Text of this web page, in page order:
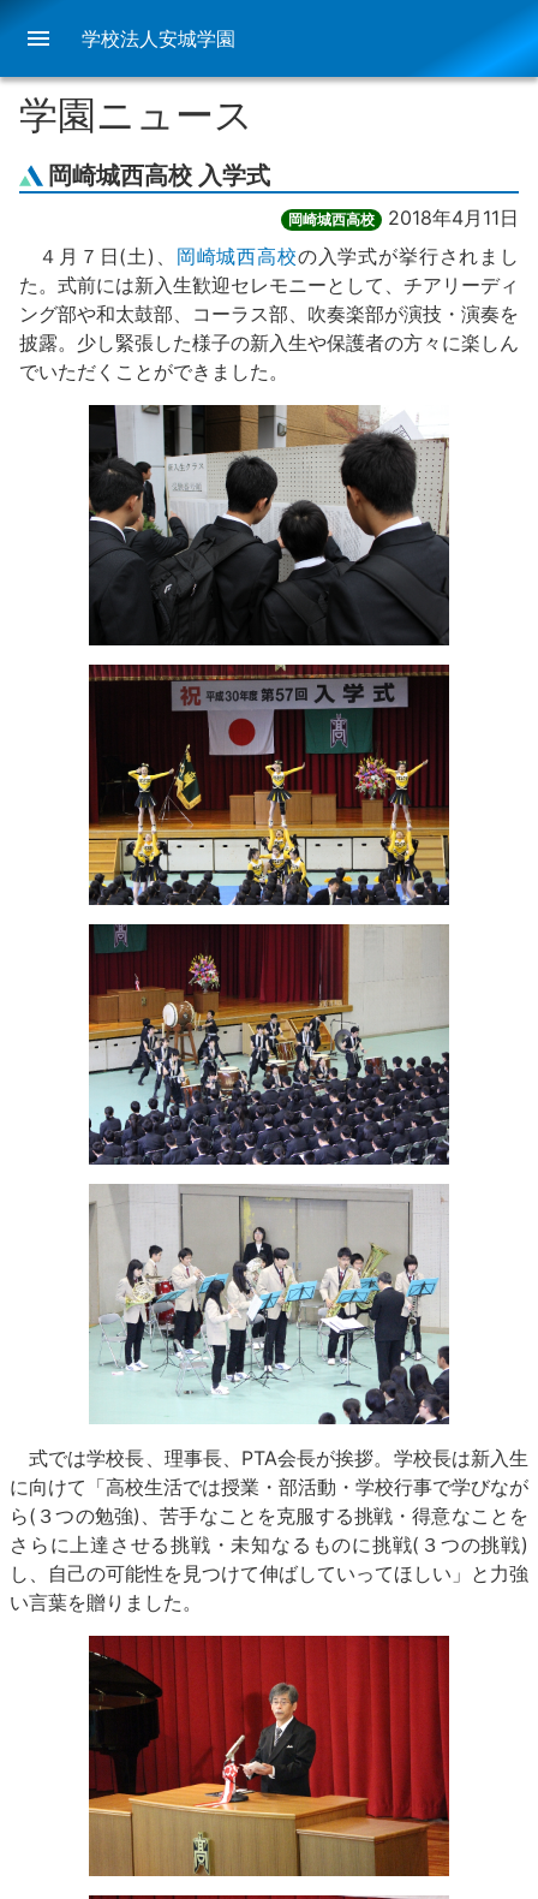
menu 学校法人安城学園
学園ニュース
岡崎城西高校 入学式
岡崎城西高校
2018年4月11日
４月７日(土)、 岡崎城西高校の入学式が挙行されまし
た。式前には新入生歓迎セレモニーとして、チアリーディ
ング部や和太鼓部、コーラス部、吹奏楽部が演技・演奏を
披露。少し緊張した様子の新入生や保護者の方々に楽しん
でいただくことができました。
式では学校長、理事長、PTA会長が挨拶。学校長は新入生
に向けて「高校生活では授業・部活動・学校行事で学びなが
ら(３つの勉強)、苦手なことを克服する挑戦・得意なことを
さらに上達させる挑戦・未知なるものに挑戦(３つの挑戦)
し、自己の可能性を見つけて伸ばしていってほしい」と力強
い言葉を贈りました。